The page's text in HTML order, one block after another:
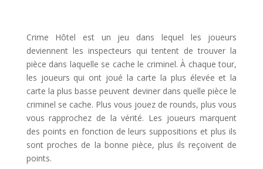
Crime Hôtel est un jeu dans lequel les joueurs
deviennent les inspecteurs qui tentent de trouver la
pièce dans laquelle se cache le criminel. À chaque tour,
les joueurs qui ont joué la carte la plus élevée et la
carte la plus basse peuvent deviner dans quelle pièce le
criminel se cache. Plus vous jouez de rounds, plus vous
vous rapprochez de la vérité. Les joueurs marquent
des points en fonction de leurs suppositions et plus ils
sont proches de la bonne pièce, plus ils reçoivent de
points.